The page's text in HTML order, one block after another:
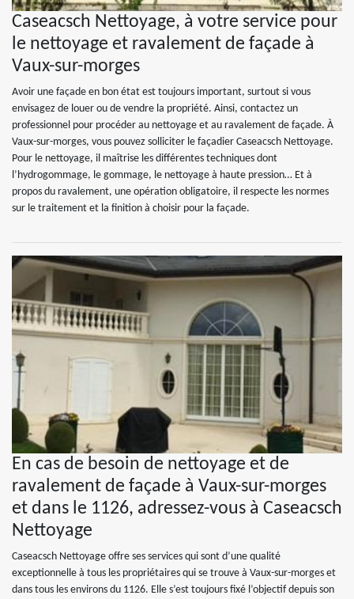
Caseacsch Nettoyage, à votre service pour
le nettoyage et ravalement de façade à
Vaux-sur-morges
Avoir une façade en bon état est toujours important, surtout si vous
envisagez de louer ou de vendre la propriété. Ainsi, contactez un
professionnel pour procéder au nettoyage et au ravalement de façade. À
Vaux-sur-morges, vous pouvez solliciter le façadier Caseacsch Nettoyage.
Pour le nettoyage, il maîtrise les différentes techniques dont
l’hydrogommage, le gommage, le nettoyage à haute pression… Et à
propos du ravalement, une opération obligatoire, il respecte les normes
sur le traitement et la finition à choisir pour la façade.
En cas de besoin de nettoyage et de
ravalement de façade à Vaux-sur-morges
et dans le 1126, adressez-vous à Caseacsch
Nettoyage
Caseacsch Nettoyage offre ses services qui sont d’une qualité
exceptionnelle à tous les propriétaires qui se trouve à Vaux-sur-morges et
dans tous les environs du 1126. Elle s’est toujours fixé l’objectif depuis son